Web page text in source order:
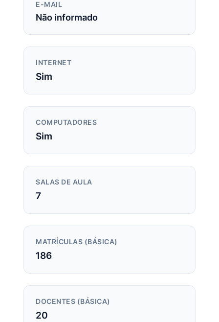
E-MAIL
Não informado
INTERNET
Sim
COMPUTADORES
Sim
SALAS DE AULA
7
MATRÍCULAS (BÁSICA)
186
DOCENTES (BÁSICA)
20